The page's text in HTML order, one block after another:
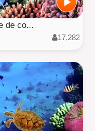
de co...
17,282